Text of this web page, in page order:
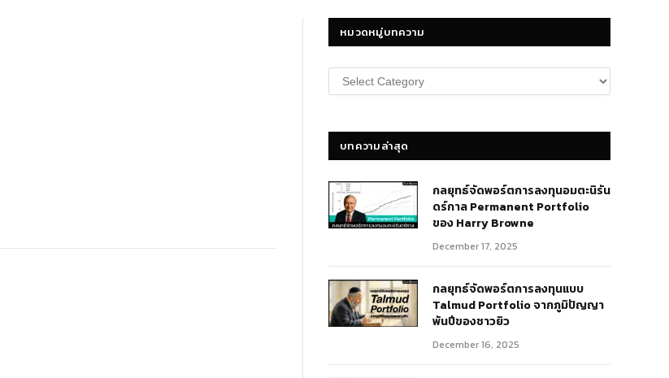
หมวดหมู่บทความ
หมวด
หมู่
บทความล่าสุด
กลยุทธ์​จัดพอร์ตการลงทุนอมตะนิรัน
ดร์กาล Permanent Portfolio
ของ Harry Browne
December 17, 2025
กลยุทธ์จัดพอร์ตการลงทุนแบบ
Talmud Portfolio จากภูมิปัญญา
พันปีของชาวยิว
December 16, 2025